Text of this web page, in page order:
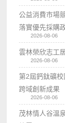
公益消費市場
落實優先採購
2026-08-06
雲林榮欣志工
2026-08-06
第2屆鈣鈦礦
跨域創新成果
2026-08-06
茂林情人谷溫